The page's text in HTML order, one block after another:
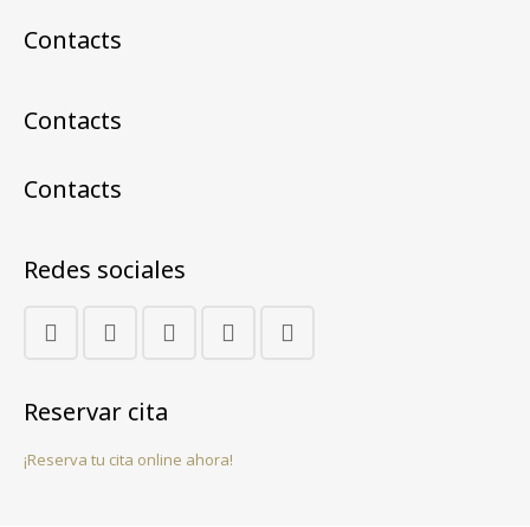
Contacts
Contacts
Contacts
Redes sociales
Reservar cita
¡Reserva tu cita online ahora!